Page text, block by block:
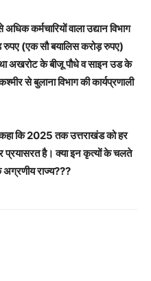
कर्मचारियों वाला उद्यान विभाग
(एक सौ बयालिस करोड़ रुपए)
तथा अखरोट के बीजू पौधे व साइन उड के
से बुलाना विभाग की कार्यप्रणाली
कहा कि 2025 तक उत्तराखंड को हर
प्रयासरत है। क्या इन कृत्यों के चलते
राज्य???